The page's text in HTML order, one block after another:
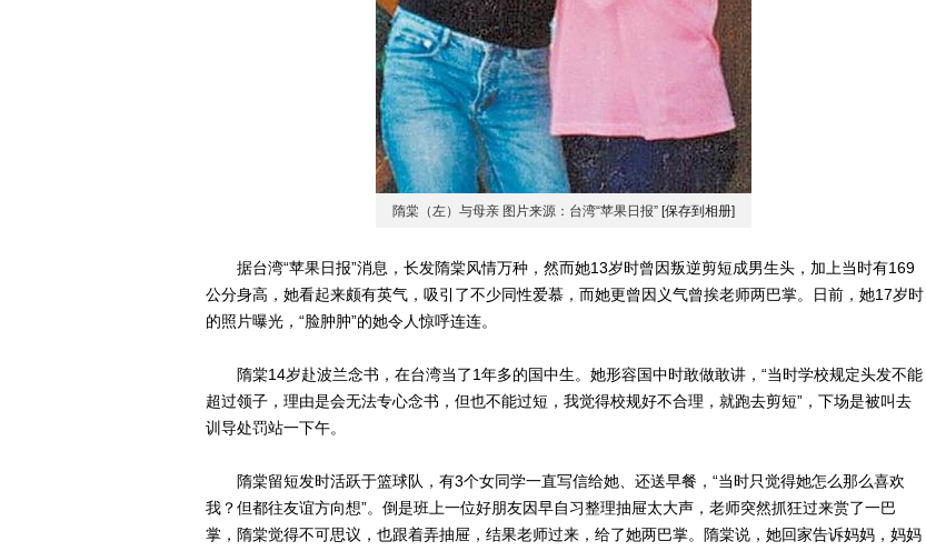
隋棠（左）与母亲 图片来源：台湾“苹果日报” [保存到相册]
据台湾“苹果日报”消息，长发隋棠风情万种，然而她13岁时曾因叛逆剪短成男生头，加上当时有169
公分身高，她看起来颇有英气，吸引了不少同性爱慕，而她更曾因义气曾挨老师两巴掌。日前，她17岁时
的照片曝光，“脸肿肿”的她令人惊呼连连。
隋棠14岁赴波兰念书，在台湾当了1年多的国中生。她形容国中时敢做敢讲，“当时学校规定头发不能
超过领子，理由是会无法专心念书，但也不能过短，我觉得校规好不合理，就跑去剪短”，下场是被叫去
训导处罚站一下午。
隋棠留短发时活跃于篮球队，有3个女同学一直写信给她、还送早餐，“当时只觉得她怎么那么喜欢
我？但都往友谊方向想”。倒是班上一位好朋友因早自习整理抽屉太大声，老师突然抓狂过来赏了一巴
掌，隋棠觉得不可思议，也跟着弄抽屉，结果老师过来，给了她两巴掌。隋棠说，她回家告诉妈妈，妈妈